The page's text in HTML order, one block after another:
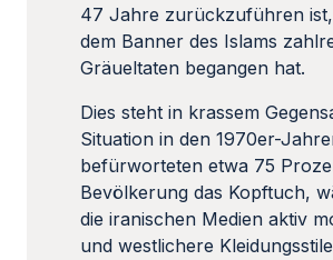
47 Jahre zurückzuführen
dem Banner des Islams
Gräueltaten begangen hat.
Dies steht in krassem
Situation in den 1970er-
befürworteten etwa 75
Bevölkerung das Kopftuch,
die iranischen Medien aktiv
und westlichere Kleidungsstile